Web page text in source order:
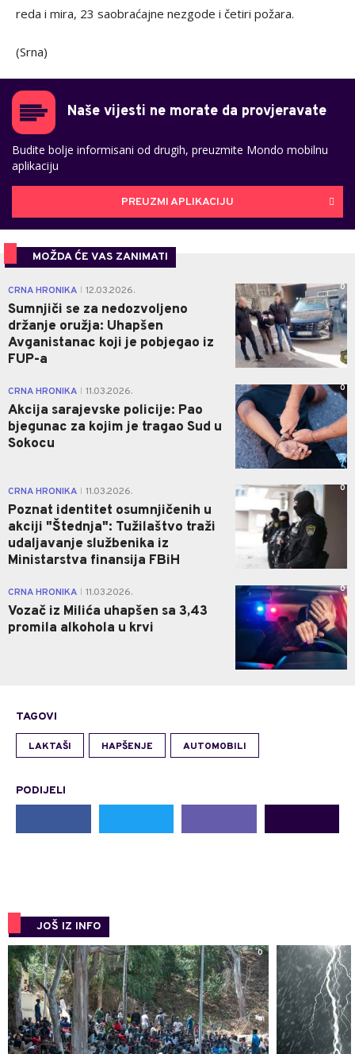
reda i mira, 23 saobraćajne nezgode i četiri požara.
(Srna)
Naše vijesti ne morate da provjeravate
Budite bolje informisani od drugih, preuzmite Mondo mobilnu
aplikaciju
PREUZMI APLIKACIJU
MOŽDA ĆE VAS ZANIMATI
CRNA HRONIKA 12.03.2026.
Sumnjiči se za nedozvoljeno
držanje oružja: Uhapšen
Avganistanac koji je pobjegao iz
FUP-a
0
CRNA HRONIKA 11.03.2026.
Akcija sarajevske policije: Pao
bjegunac za kojim je tragao Sud u
Sokocu
0
CRNA HRONIKA 11.03.2026.
Poznat identitet osumnjičenih u
akciji "Štednja": Tužilaštvo traži
udaljavanje službenika iz
Ministarstva finansija FBiH
0
CRNA HRONIKA 11.03.2026.
Vozač iz Milića uhapšen sa 3,43
promila alkohola u krvi
0
TAGOVI
LAKTAŠI HAPŠENJE AUTOMOBILI
PODIJELI
JOŠ IZ INFO
0